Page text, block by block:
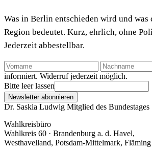
Was in Berlin entschieden wird und was
Region bedeutet. Kurz, ehrlich, ohne
Jederzeit abbestellbar.
informiert. Widerruf jederzeit möglich.
Bitte leer lassen
Newsletter abonnieren
Dr. Saskia Ludwig Mitglied des Bundestages
Wahlkreisbüro
Wahlkreis 60 · Brandenburg a. d. Havel,
Westhavelland, Potsdam-Mittelmark, Fläming